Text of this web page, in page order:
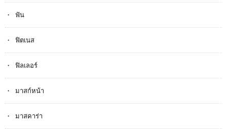
ฟัน
ฟิตเนส
ฟิลเลอร์
มาสก์หน้า
มาสคาร่า